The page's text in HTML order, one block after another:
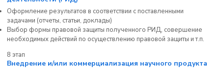
Оформление результатов в соответствии с поставленными
задачами (отчеты, статьи, доклады)
Выбор формы правовой защиты полученного РИД, совершение
необходимых действий по осуществлению правовой защиты и т.п.
8 этап
Внедрение и/или коммерциализация научного продукта